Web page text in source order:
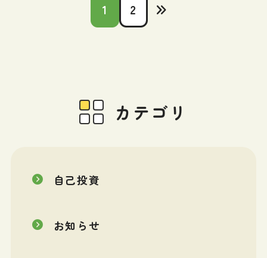
1 2
カテゴリ
自己投資
お知らせ